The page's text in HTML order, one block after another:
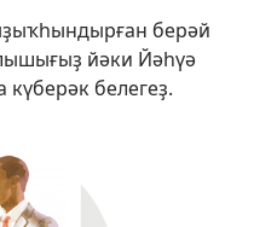
берәй
йәки Йәһүә
белегеҙ.